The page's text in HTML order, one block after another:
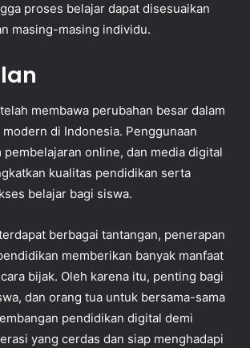
proses belajar dapat disesuaikan
masing-masing individu.
membawa perubahan besar dalam
di Indonesia. Penggunaan
online, dan media digital
kualitas pendidikan serta
belajar bagi siswa.
berbagai tantangan, penerapan
memberikan banyak manfaat
bijak. Oleh karena itu, penting bagi
dan orang tua untuk bersama-sama
pendidikan digital demi
yang cerdas dan siap menghadapi